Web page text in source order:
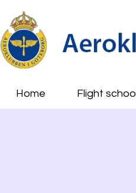
Home Flight school